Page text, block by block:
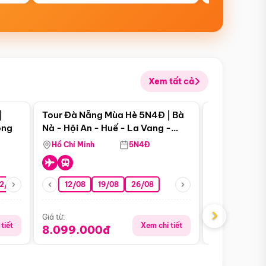
Xem tất cả
08 26/08 05/09 09/09 12/09
tiết
Điểm nổi bật
Tour Đà Nẵng Mùa Hè 5N4Đ | Bà
Nà - Hội An - Huế - La Vang -
Động Thiên Đường
Hồ Chí Minh 5N4Đ
12/08 19/08 26/08
Giá từ:
8.099.000đ Xem chi tiết
Giá từ:
›